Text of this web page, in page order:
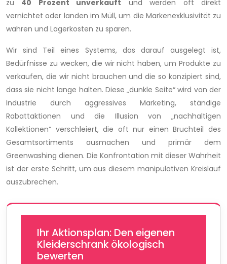
zu 40 Prozent unverkauft und werden oft direkt
vernichtet oder landen im Müll, um die Markenexklusivität zu
wahren und Lagerkosten zu sparen.
Wir sind Teil eines Systems, das darauf ausgelegt ist,
Bedürfnisse zu wecken, die wir nicht haben, um Produkte zu
verkaufen, die wir nicht brauchen und die so konzipiert sind,
dass sie nicht lange halten. Diese „dunkle Seite“ wird von der
Industrie durch aggressives Marketing, ständige
Rabattaktionen und die Illusion von „nachhaltigen
Kollektionen“ verschleiert, die oft nur einen Bruchteil des
Gesamtsortiments ausmachen und primär dem
Greenwashing dienen. Die Konfrontation mit dieser Wahrheit
ist der erste Schritt, um aus diesem manipulativen Kreislauf
auszubrechen.
Ihr Aktionsplan: Den eigenen
Kleiderschrank ökologisch
bewerten